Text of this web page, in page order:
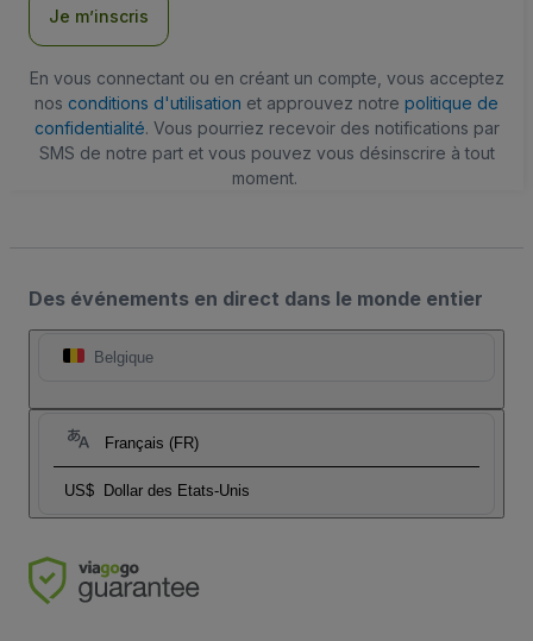
Je m’inscris
En vous connectant ou en créant un compte, vous acceptez
nos conditions d'utilisation et approuvez notre politique de
confidentialité. Vous pourriez recevoir des notifications par
SMS de notre part et vous pouvez vous désinscrire à tout
moment.
Des événements en direct dans le monde entier
Belgique
Français (FR)
US$ Dollar des Etats-Unis